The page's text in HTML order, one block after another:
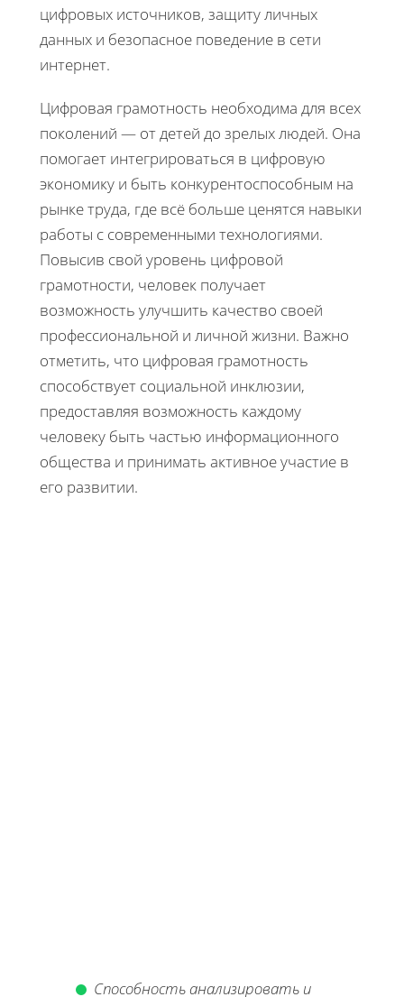
цифровых источников, защиту личных
данных и безопасное поведение в сети
интернет.
Цифровая грамотность необходима для всех
поколений — от детей до зрелых людей. Она
помогает интегрироваться в цифровую
экономику и быть конкурентоспособным на
рынке труда, где всё больше ценятся навыки
работы с современными технологиями.
Повысив свой уровень цифровой
грамотности, человек получает
возможность улучшить качество своей
профессиональной и личной жизни. Важно
отметить, что цифровая грамотность
способствует социальной инклюзии,
предоставляя возможность каждому
человеку быть частью информационного
общества и принимать активное участие в
его развитии.
Способность анализировать и